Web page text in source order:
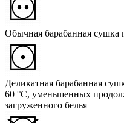
Обычная барабанная сушка
Деликатная барабанная
60 °C, уменьшенных
загруженного белья